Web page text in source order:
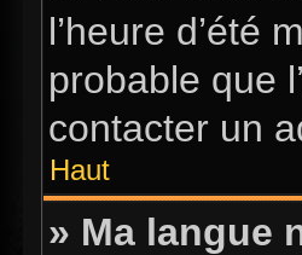
l’heure d’été
probable que
contacter un
Haut
» Ma langue